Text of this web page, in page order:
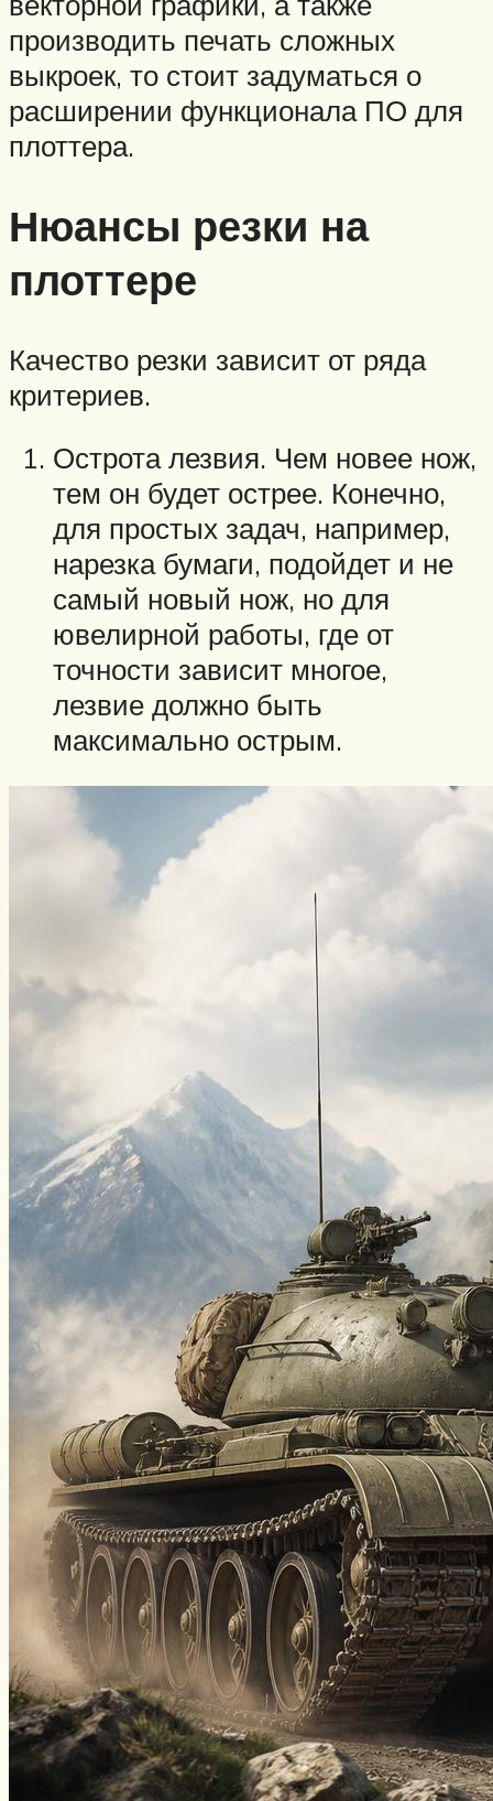
производить печать сложных
выкроек, то стоит задуматься о
расширении функционала ПО для
плоттера.
Нюансы резки на
плоттере
Качество резки зависит от ряда
критериев.
Острота лезвия. Чем новее нож,
тем он будет острее. Конечно,
для простых задач, например,
нарезка бумаги, подойдет и не
самый новый нож, но для
ювелирной работы, где от
точности зависит многое,
лезвие должно быть
максимально острым.